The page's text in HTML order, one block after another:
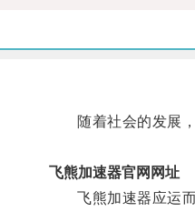
随着社会的发展，
飞熊加速器官网网址
飞熊加速器应运而